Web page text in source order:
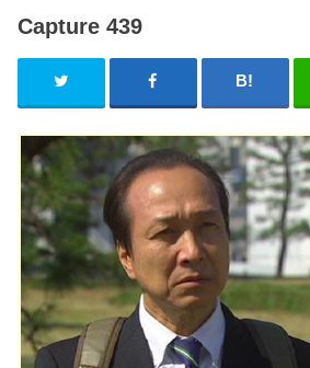
Capture 439